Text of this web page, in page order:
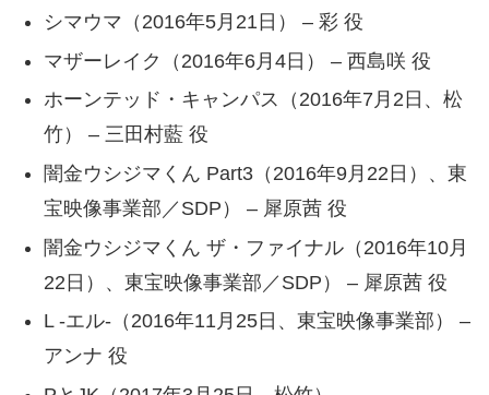
シマウマ（2016年5月21日） – 彩 役
マザーレイク（2016年6月4日） – 西島咲 役
ホーンテッド・キャンパス（2016年7月2日、松
竹） – 三田村藍 役
闇金ウシジマくん Part3（2016年9月22日）、東
宝映像事業部／SDP） – 犀原茜 役
闇金ウシジマくん ザ・ファイナル（2016年10月
22日）、東宝映像事業部／SDP） – 犀原茜 役
L -エル-（2016年11月25日、東宝映像事業部） –
アンナ 役